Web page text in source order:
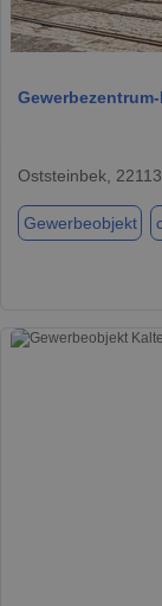
Oststeinbek, 22113
Gewerbeobjekt